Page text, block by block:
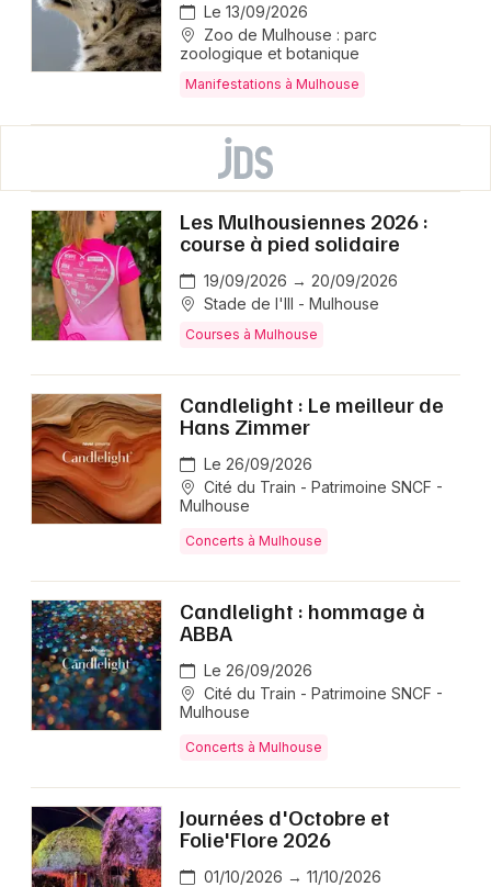
Le 13/09/2026
Zoo de Mulhouse : parc
zoologique et botanique
Manifestations à Mulhouse
Les Mulhousiennes 2026 :
course à pied solidaire
19/09/2026 → 20/09/2026
Stade de l'Ill - Mulhouse
Courses à Mulhouse
Candlelight : Le meilleur de
Hans Zimmer
Le 26/09/2026
Cité du Train - Patrimoine SNCF -
Mulhouse
Concerts à Mulhouse
Candlelight : hommage à
ABBA
Le 26/09/2026
Cité du Train - Patrimoine SNCF -
Mulhouse
Concerts à Mulhouse
Journées d'Octobre et
Folie'Flore 2026
01/10/2026 → 11/10/2026